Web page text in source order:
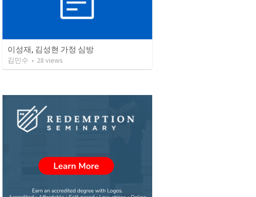
이성재, 김성현 가정 심방
김민수 • 28 views